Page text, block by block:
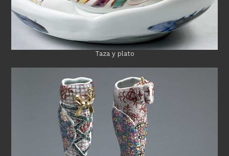
Taza y plato